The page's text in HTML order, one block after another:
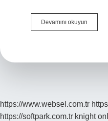
Devamını okuyun
Uydu
https://www.websel.com.tr
https://softpark.com.tr knight